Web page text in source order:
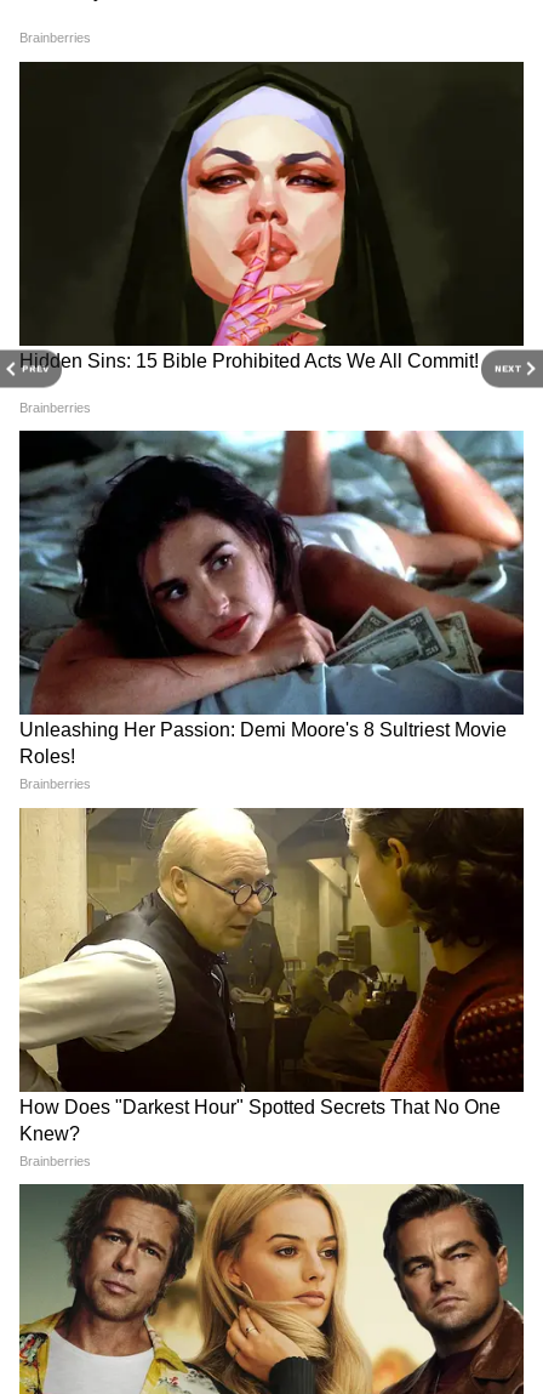
PREV NEXT
4
Image Credit :Instagram
बूटीदार झालर राजकोटी पायल
इस पायल की डिजाइन में नीचे की तरफ घुंघरू नहीं
बल्कि थोड़ी-थोड़ी दूर पर बीड्स लगे हैं जो इसे सोबर और
क्लासी लुक देगी। साथ में मुख्ट पट्टी पारंपरिक राजकोटी
जाली वर्क पर आती है, जिसकी खासियत गोल-चौकोर
पैटर्न संग मीनाकारी नग है। आप इसे रोजाना तो नहीं
पार्टी-फंक्शन में पहन सकती हैं।
ये भी पढ़ें-Books Home Decor: रद्दी समझकर न
फेंके ! पुरानी किताबों से चमकाएं घर का कोना-कोना
हैवी वर्क राजकोट झालर डिजाइन
पांव को भारीपन और नजाकत देते हुए इस तरह की झालर
खरीद सकती हैं। इसमें हल्के-हल्के बीड्स की मदद से
झालर जैसा लुक क्रिएट करते हुए फूल बने हुए हैं। साथ में
छोटे-छोटे मीनाकारी नग लुक इन्हेंस कर रहे हैं। अगर आप
पारंपरिक और ट्रेडिशनल वर्क पसंद करती हैं तो इसे चुनना
बनता है।
4